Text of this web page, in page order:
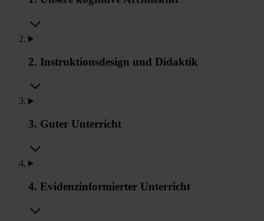
2. Instruktionsdesign und Didaktik
3. Guter Unterricht
4. Evidenzinformierter Unterricht